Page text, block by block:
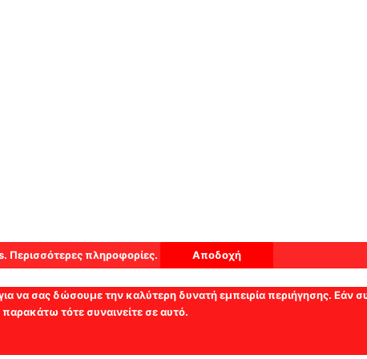
Περισσότερες πληροφορίες. Αποδοχή
να σας δώσουμε την καλύτερη δυνατή εμπειρία περιήγησης. Εάν
τότε συναινείτε σε αυτό.